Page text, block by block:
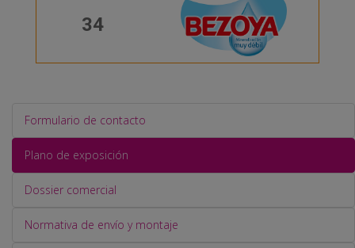
34
Formulario de contacto
Plano de exposición
Dossier comercial
Normativa de envío y montaje